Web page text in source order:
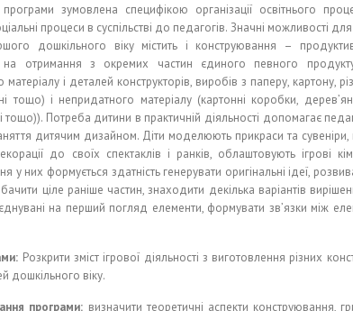
програми зумовлена специфікою організації освітнього
процеси в суспільстві до педагогів. Значні можливості
дошкільного віку містить і конструювання –
на отримання з окремих частин єдиного певного
матеріалу і деталей конструкторів, виробів з паперу, картону,
тощо) і непридатного матеріалу (картонні коробки,
тощо)). Потреба дитини в практичній діяльності допомагає
дитячим дизайном. Діти моделюють прикраси та
до своїх спектаклів і ранків, облаштовують ігрові
у них формується здатність генерувати оригінальні ідеї,
бачити ціле раніше частин, знаходити декілька варіантів
на перший погляд елементи, формувати зв’язки між
Розкрити зміст ігрової діяльності з виготовлення різних
дошкільного віку.
програми: визначити теоретичні аспекти конструювання,